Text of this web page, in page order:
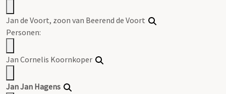
Jan de Voort, zoon van Beerend de Voort
Personen:
Jan Cornelis Koornkoper
Jan Jan Hagens